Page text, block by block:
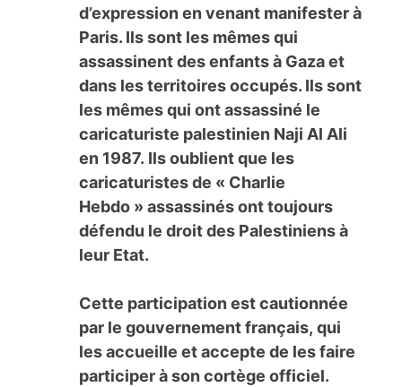
d’expression en venant manifester à
Paris. Ils sont les mêmes qui
assassinent des enfants à Gaza et
dans les territoires occupés. Ils sont
les mêmes qui ont assassiné le
caricaturiste palestinien Naji Al Ali
en 1987. Ils oublient que les
caricaturistes de « Charlie
Hebdo » assassinés ont toujours
défendu le droit des Palestiniens à
leur Etat.
Cette participation est cautionnée
par le gouvernement français, qui
les accueille et accepte de les faire
participer à son cortège officiel.